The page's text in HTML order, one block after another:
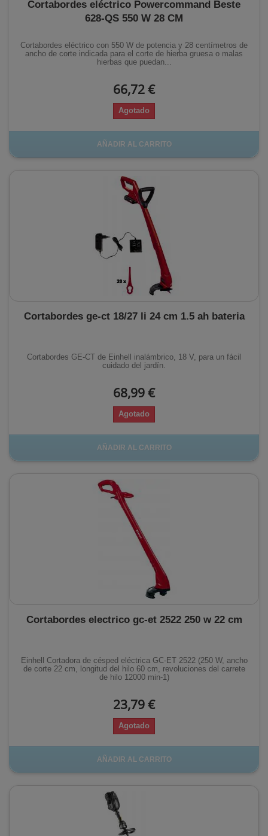
Cortabordes eléctrico Powercommand Beste
628-QS 550 W 28 CM
Cortabordes eléctrico con 550 W de potencia y 28 centímetros de
ancho de corte indicada para el corte de hierba gruesa o malas
hierbas que puedan...
66,72 €
Agotado
AÑADIR AL CARRITO
Cortabordes ge-ct 18/27 li 24 cm 1.5 ah bateria
Cortabordes GE-CT de Einhell inalámbrico, 18 V, para un fácil
cuidado del jardín.
68,99 €
Agotado
AÑADIR AL CARRITO
Cortabordes electrico gc-et 2522 250 w 22 cm
Einhell Cortadora de césped eléctrica GC-ET 2522 (250 W, ancho
de corte 22 cm, longitud del hilo 60 cm, revoluciones del carrete
de hilo 12000 min-1)
23,79 €
Agotado
AÑADIR AL CARRITO